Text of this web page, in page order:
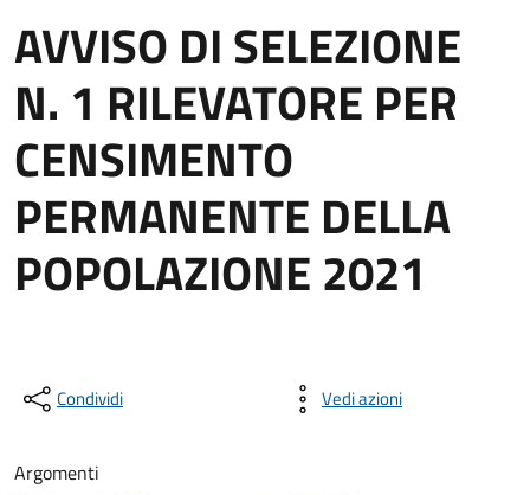
AVVISO DI SELEZIONE
N. 1 RILEVATORE PER
CENSIMENTO
PERMANENTE DELLA
POPOLAZIONE 2021
Condividi Vedi azioni
Argomenti